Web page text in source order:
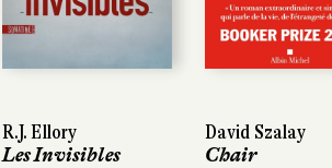
R.J. Ellory
Les Invisibles
David Szalay
Chair
R.J. Ellory
Les Invisibles
David Szalay
Chair